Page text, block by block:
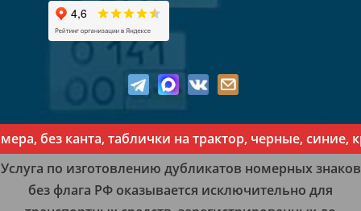
без канта, таблички на трактор, черные, синие,
Услуга по изготовлению дубликатов номерных знаков
без флага РФ оказывается исключительно для